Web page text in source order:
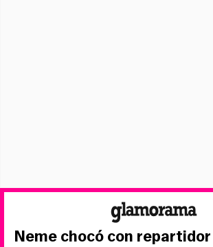
Neme chocó con